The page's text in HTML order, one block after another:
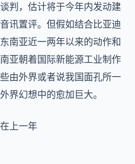
判，估计将于今年内发动建
讯置评。但假如结合比亚迪
南亚近一两年以来的动作和
亚朝着国际新能源工业制作
由外界或者说我国面孔所一
界幻想中的愈加巨大。
上一年